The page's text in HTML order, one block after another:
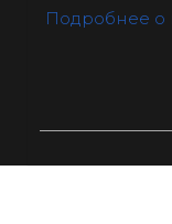
Подробнее о